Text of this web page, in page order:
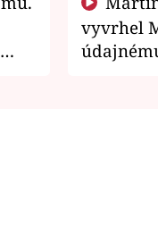
vyvrhel